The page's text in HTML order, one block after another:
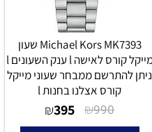
Michael Kors MK7393 שעון
מייקל קורס לאישה l ענק השעונים l
ניתן להתרשם ממבחר שעוני מייקל
קורס אצלנו בחנות l
₪990
₪395